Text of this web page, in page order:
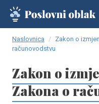
Naslovnica
Zakon o
računovodstvu
Zakon o
Zakona o